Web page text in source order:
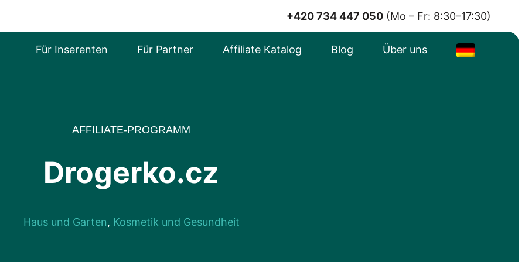
+420 734 447 050 (Mo – Fr: 8:30–17:30)
Für Inserenten Für Partner Affiliate Katalog Blog Über uns
AFFILIATE-PROGRAMM
Drogerko.cz
Haus und Garten, Kosmetik und Gesundheit